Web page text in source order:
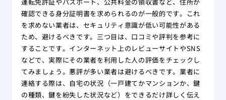
確認できる身分証明書を求められるのが一般的です。これ
を求めない業者は、セキュリティ意識が低い可能性がある
ため、避けるべきです。三つ目は、口コミや評判を参考に
することです。インターネット上のレビューサイトやSNS
などで、実際にその業者を利用した人の評価をチェックし
てみましょう。悪評が多い業者は避けるべきです。業者に
連絡する際は、自宅の状況（一戸建てかマンションか、鍵
の種類、鍵を紛失した状況など）をできるだけ詳しく伝え